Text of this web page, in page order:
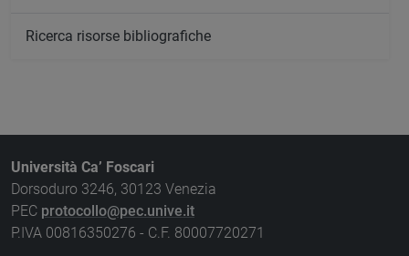
Ricerca risorse bibliografiche
Università Ca’ Foscari
Dorsoduro 3246, 30123 Venezia
PEC protocollo@pec.unive.it
P.IVA 00816350276 - C.F. 80007720271